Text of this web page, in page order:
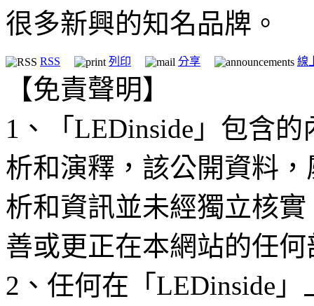
很多新興的知名品牌。
RSS 列印 分享 線
【免責聲明】
1、「LEDinside」包含
析和演釋，該公開資料
析和資訊並未經獨立核
善或更正在本網站的任
2、任何在「LEDinside